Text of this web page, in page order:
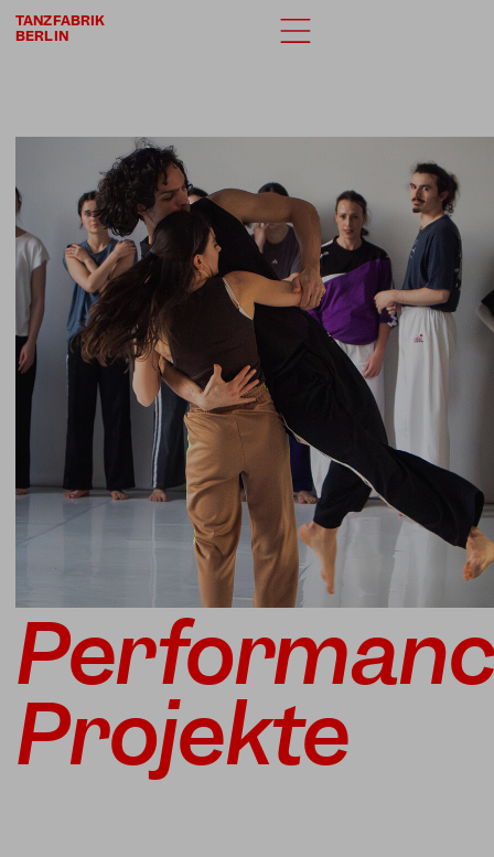
TANZFABRIK
BERLIN
Projekte